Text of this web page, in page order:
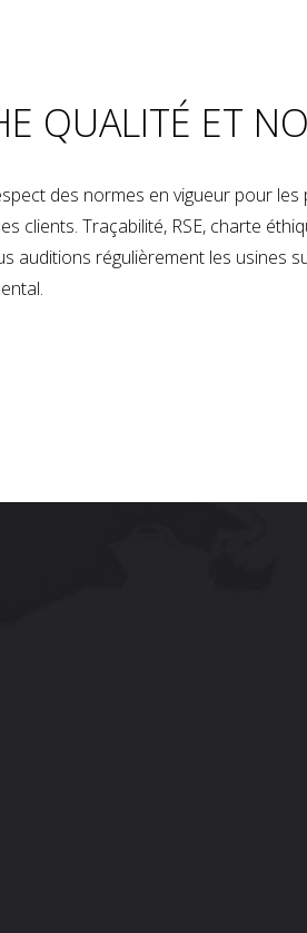
QUALITÉ ET
des normes en vigueur pour les
clients. Traçabilité, RSE, charte
auditions régulièrement les usines